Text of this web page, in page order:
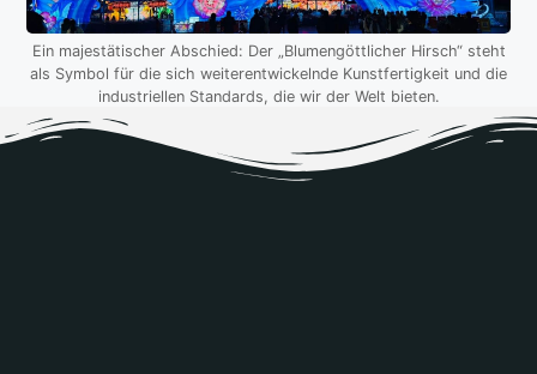
Ein majestätischer Abschied: Der „Blumengöttlicher Hirsch“ steht
als Symbol für die sich weiterentwickelnde Kunstfertigkeit und die
industriellen Standards, die wir der Welt bieten.